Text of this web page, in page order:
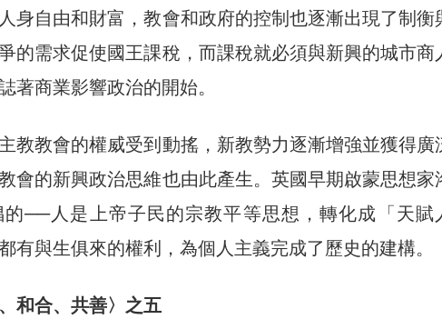
身自由和財富，教會和政府的控制也逐漸出現了制衡
的需求促使國王課稅，而課稅就必須與新興的城市商
著商業影響政治的開始。
教教會的權威受到動搖，新教勢力逐漸增強並獲得廣
會的新興政治思維也由此產生。英國早期啟蒙思想家
──人是上帝子民的宗教平等思想，轉化成「天賦
有與生俱來的權利，為個人主義完成了歷史的建構。
和合、共善〉之五